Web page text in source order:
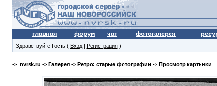
главная форум чат фотогалерея
Здравствуйте Гость ( Вход| Регистрация)
-> nvrsk.ru -> Галерея-> Ретро: старые фотографии -> Просмотр картинки